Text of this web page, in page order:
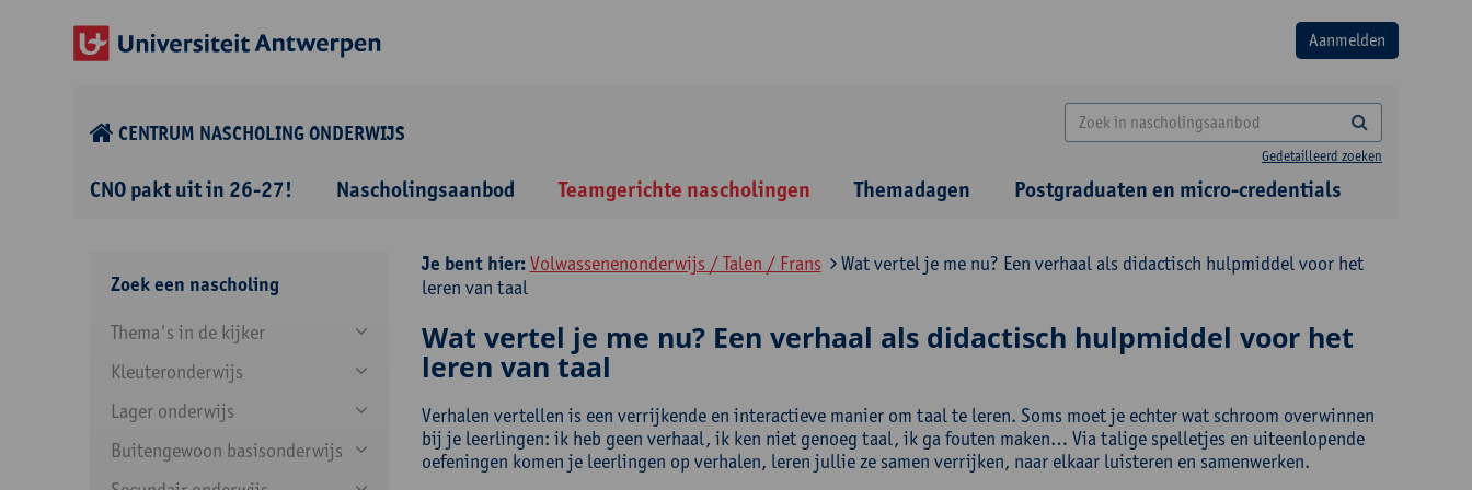
CENTRUM NASCHOLING ONDERWIJS
Gedetailleerd zoeken
CNO pakt uit in 26-27! Nascholingsaanbod Teamgerichte nascholingen Themadagen Postgraduaten en micro-credentials
Zoek een nascholing
Thema's in de kijker
Kleuteronderwijs
Lager onderwijs
Buitengewoon basisonderwijs
Je bent hier:Volwassenenonderwijs / Talen / Frans
Wat vertel je me nu? Een verhaal als didactisch hulpmiddel voor het
leren van taal
Wat vertel je me nu? Een verhaal als didactisch hulpmiddel voor het
leren van taal
Verhalen vertellen is een verrijkende en interactieve manier om taal te leren. Soms moet je echter wat schroom overwinnen
bij je leerlingen: ik heb geen verhaal, ik ken niet genoeg taal, ik ga fouten maken… Via talige spelletjes en uiteenlopende
oefeningen komen je leerlingen op verhalen, leren jullie ze samen verrijken, naar elkaar luisteren en samenwerken.